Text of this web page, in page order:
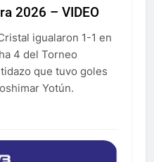
2026 – VIDEO
igualaron 1-1 en
4 del Torneo
que tuvo goles
Yotún.